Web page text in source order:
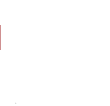
ース